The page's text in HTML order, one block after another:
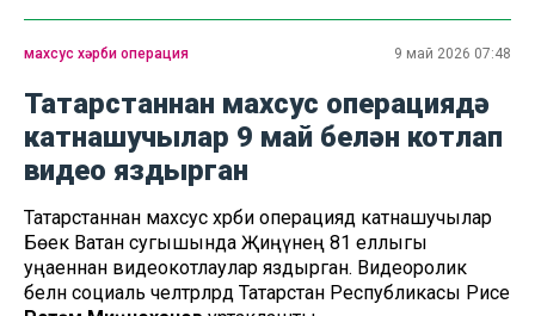
махсус хәрби операция 9 май 2026 07:48
Татарстаннан махсус операциядә
катнашучылар 9 май белән котлап
видео яздырган
Татарстаннан махсус хәрби операциядә катнашучылар
Бөек Ватан сугышында Җиңүнең 81 еллыгы
уңаеннан видеокотлаулар яздырган. Видеоролик
белән социаль челтәрләрдә Татарстан Республикасы Рәисе